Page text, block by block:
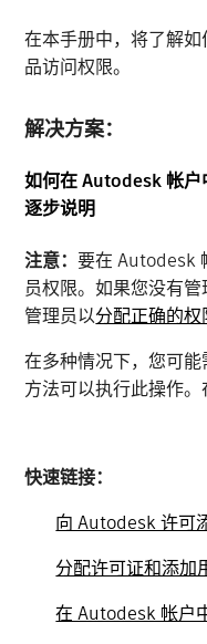
在本手册中，将了解
品访问权限。
解决方案：
如何在 Autodesk 帐户
逐步说明
注意：要在 Autodesk
员权限。如果您没有
管理员以分配正确的权
在多种情况下，您可
方法可以执行此操作。
快速链接：
向 Autodesk 许可
分配许可证和添加
在 Autodesk 帐户